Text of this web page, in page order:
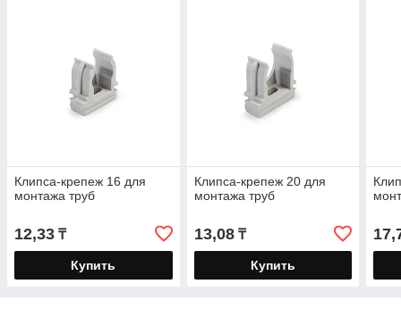
Клипса-крепеж 16 для
монтажа труб
12,33 ₸
Купить
Клипса-крепеж 20 для
монтажа труб
13,08₸
Купить